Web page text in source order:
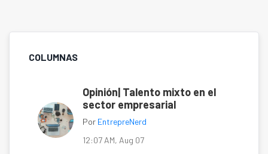
COLUMNAS
Opinión| Talento mixto en el
sector empresarial
Por EntrepreNerd
12:07 AM, Aug 07